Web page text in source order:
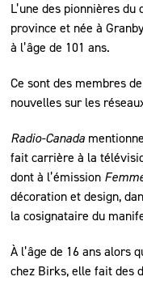
L’une des pionnières
province et née à
à l’âge de 101 ans.
Ce sont des membres
nouvelles sur les
Radio-Canada
fait carrière à la
dont à l’émission
décoration et design,
la cosignataire du
À l’âge de 16 ans alors
chez Birks, elle fait des